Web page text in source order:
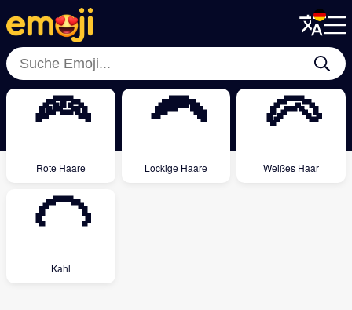
Menu
Close
Menu
Close
🦰
Rote Haare
🦱
Lockige Haare
🦳
Weißes Haar
🦲
Kahl